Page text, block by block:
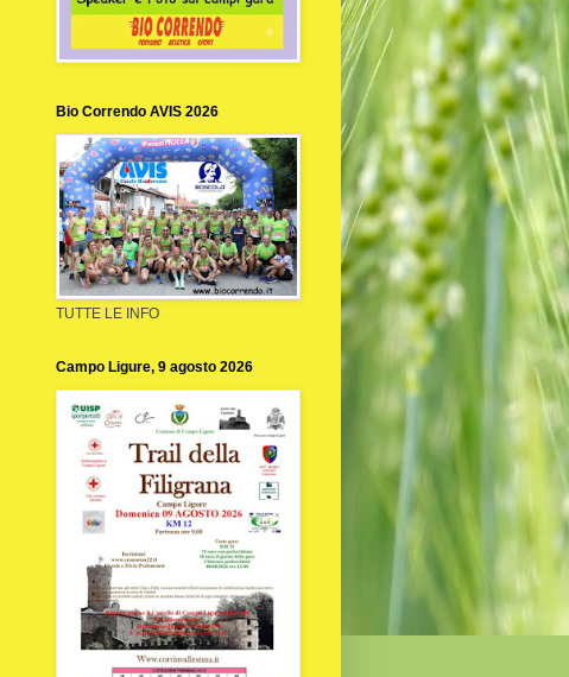
Bio Correndo AVIS 2026
TUTTE LE INFO
Campo Ligure, 9 agosto 2026